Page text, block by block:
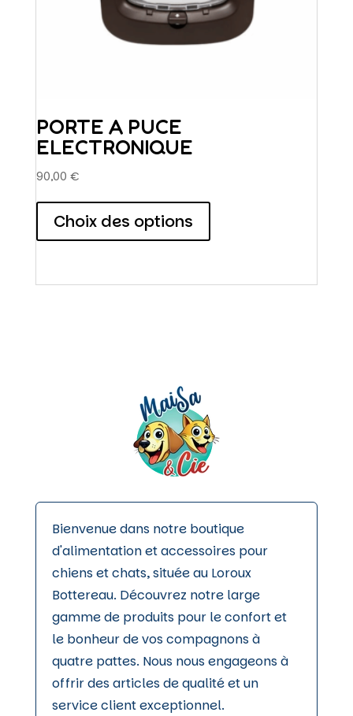
PORTE A PUCE
ELECTRONIQUE
90,00 €
Choix des options
Les
du
produit
Bienvenue dans notre boutique
d'alimentation et accessoires pour
chiens et chats, située au Loroux
Bottereau. Découvrez notre large
gamme de produits pour le confort et
le bonheur de vos compagnons à
quatre pattes. Nous nous engageons à
offrir des articles de qualité et un
service client exceptionnel.